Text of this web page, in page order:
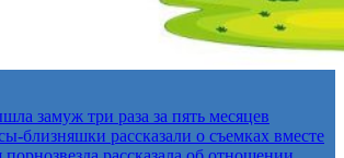
замуж три раза за пять месяцев
близняшки рассказали о съемках вместе